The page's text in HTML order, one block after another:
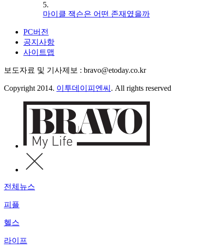
5.
마이클 잭슨은 어떤 존재였을까
PC버전
공지사항
사이트맵
보도자료 및 기사제보 : bravo@etoday.co.kr
Copyright 2014. 이투데이피엔씨 . All rights reserved
전체뉴스
피플
헬스
라이프